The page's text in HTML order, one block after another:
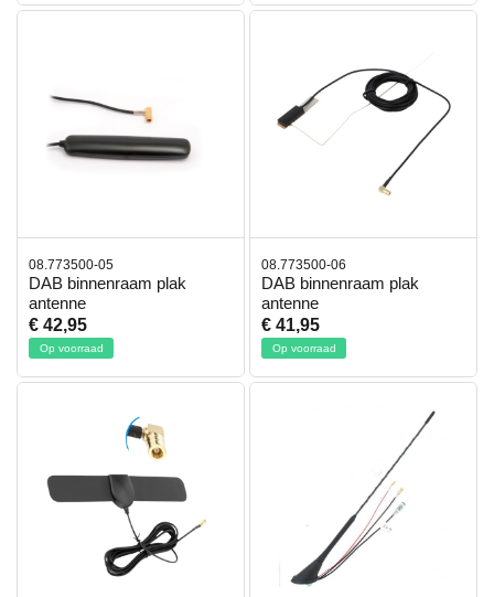
08.773500-05
DAB binnenraam plak
antenne
€ 42,95
Op voorraad
08.773500-06
DAB binnenraam plak
antenne
€ 41,95
Op voorraad